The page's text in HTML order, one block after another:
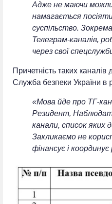
Адже не маючи
намагається
суспільство.
Телеграм-каналів,
через свої
Причетність таких
Служба безпеки України в
«Мова йде про ТГ-
Резидент,
канали, список яких
Закликаємо не
фінансує і